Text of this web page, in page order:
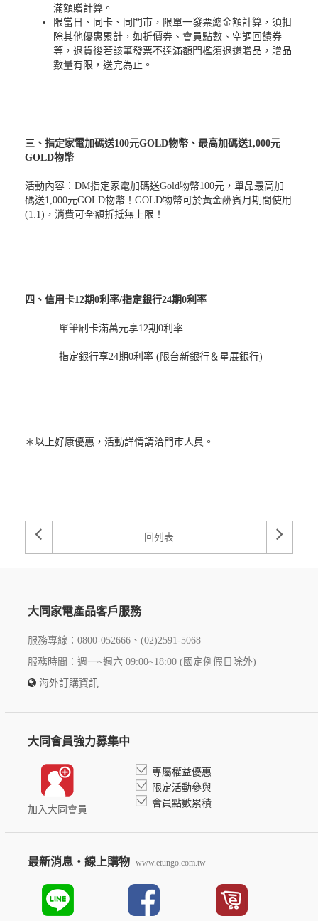
滿額贈計算。
限當日、同卡、同門市，限單一發票總金額計算，須扣
除其他優惠累計，如折價券、會員點數、空調回饋券
等，退貨後若該筆發票不達滿額門檻須退還贈品，贈品
數量有限，送完為止。
三、指定家電加碼送100元GOLD物幣、最高加碼送1,000元
GOLD物幣
活動內容：DM指定家電加碼送Gold物幣100元，單品最高加
碼送1,000元GOLD物幣！GOLD物幣可於黃金酬賓月期間使用
(1:1)，消費可全額折抵無上限！
四、信用卡12期0利率/指定銀行24期0利率
單筆刷卡滿萬元享12期0利率
指定銀行享24期0利率 (限台新銀行＆星展銀行)
＊以上好康優惠，活動詳情請洽門市人員。
回列表
大同家電產品客戶服務
服務專線：0800-052666、(02)2591-5068
服務時間：週一~週六 09:00~18:00 (國定例假日除外)
海外訂購資訊
大同會員強力募集中
加入大同會員
專屬權益優惠
限定活動參與
會員點數累積
最新消息‧線上購物 www.etungo.com.tw